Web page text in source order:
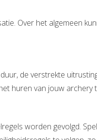
Over het algemeen
de verstrekte
huren van jouw archery
worden gevolgd.